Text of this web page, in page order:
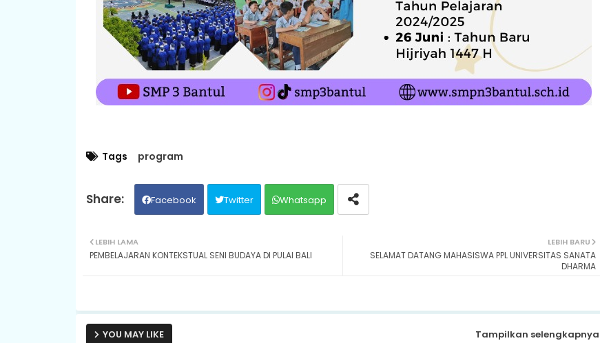
Tags program
Facebook Twitter Whatsapp
LEBIH BARU
SELAMAT DATANG MAHASISWA PPL UNIVERSITAS SANATA
DHARMA
LEBIH LAMA
PEMBELAJARAN KONTEKSTUAL SENI BUDAYA DI PULAI BALI
YOU MAY LIKE Tampilkan selengkapnya